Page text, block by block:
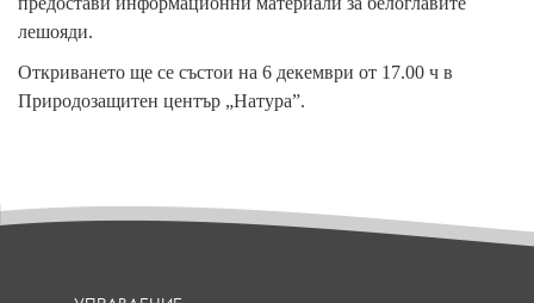
лешояди.
Откриването ще се състои на 6 декември от 17.00 ч в
Природозащитен център „Натура”.